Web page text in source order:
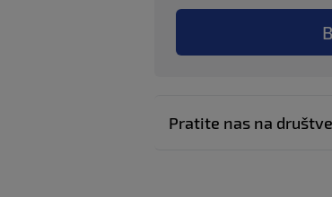
Pratite nas na